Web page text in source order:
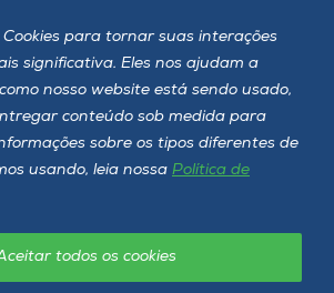
Cookies para tornar suas interações
significativa. Eles nos ajudam a
nosso website está sendo usado,
conteúdo sob medida para
sobre os tipos diferentes de
usando, leia nossa Política de
todos os cookies
LGPD